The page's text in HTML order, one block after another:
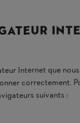
de
Internet que
correctement.
suivants :